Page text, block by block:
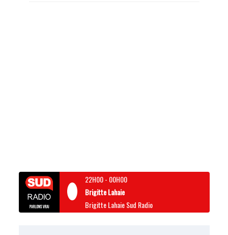
22H00- 00H00
Brigitte Lahaie
Brigitte Lahaie Sud Radio